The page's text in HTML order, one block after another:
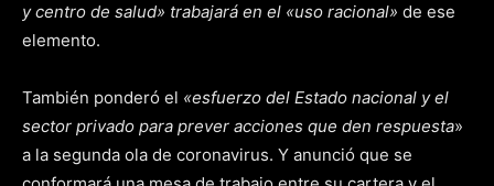
y centro de salud» trabajará en el «uso racional» de ese
elemento.
También ponderó el «esfuerzo del Estado nacional y el
sector privado para prever acciones que den respuesta»
a la segunda ola de coronavirus. Y anunció que se